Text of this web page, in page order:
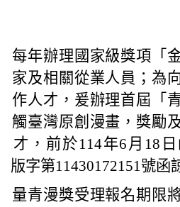
每年辦理國家級獎項「
家及相關從業人員；為
作人才，爰辦理首屆「
觸臺灣原創漫畫，獎勵
才，前於114年6月18
版字第11430172151號函
量青漫獎受理報名期限